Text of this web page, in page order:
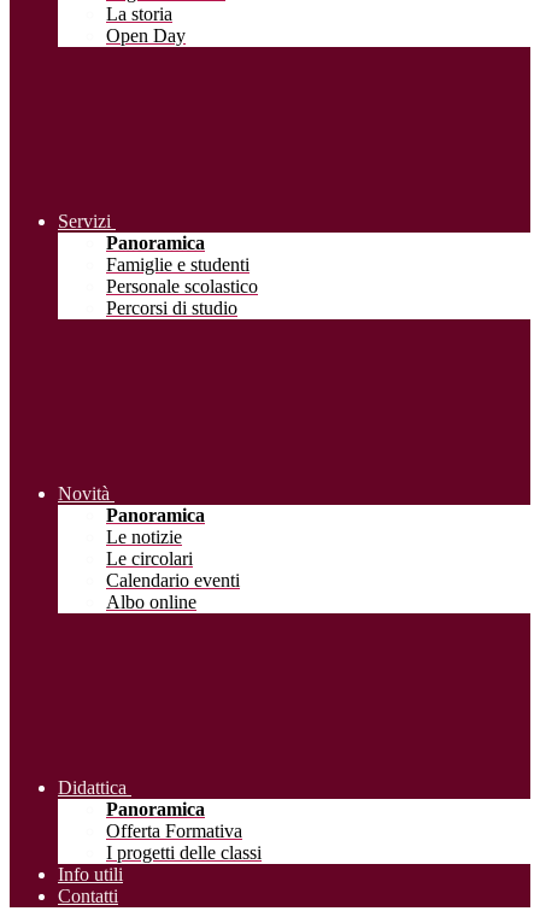
La storia
Open Day
Servizi
Panoramica
Famiglie e studenti
Personale scolastico
Percorsi di studio
Novità
Panoramica
Le notizie
Le circolari
Calendario eventi
Albo online
Didattica
Panoramica
Offerta Formativa
I progetti delle classi
Info utili
Contatti